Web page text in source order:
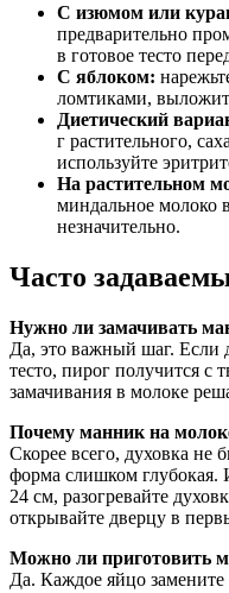
С изюмом или
предварительно
в готовое тесто
С яблоком:
ломтиками,
Диетический
г растительного,
используйте
На растительном
миндальное молоко
незначительно.
Часто
Нужно ли замачивать
Да, это важный шаг. Если
тесто, пирог получится
замачивания в молоке
Почему манник на
Скорее всего, духовка не
форма слишком глубокая.
24 см, разогревайте
открывайте дверцу в
Можно ли приготовить
Да. Каждое яйцо замените